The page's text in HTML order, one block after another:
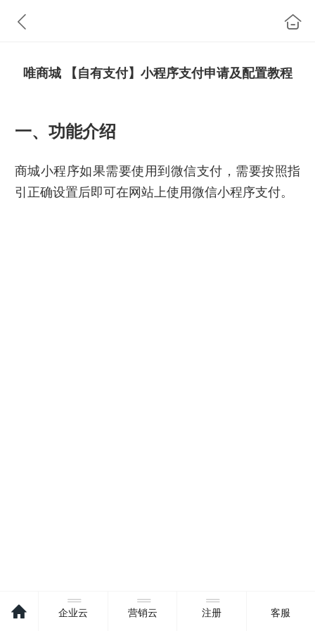
唯商城 【自有支付】小程序支付申请及配置教程
一、功能介绍
商城小程序如果需要使用到 微信支付 ，需要按照指
引正确设置后即可在网站上使用微信小程序支付。
二、功能说明
企业云 营销云 注册 客服